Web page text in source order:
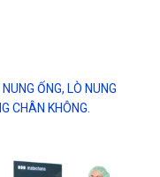
NUNG ỐNG, LÒ NUNG
CHÂN KHÔNG.